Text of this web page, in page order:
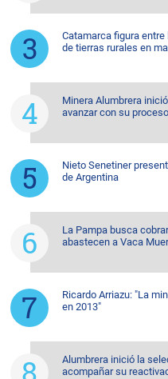
Catamarca figura
de tierras rurales en
Minera Alumbrera
avanzar con su
Nieto Senetiner
de Argentina
La Pampa busca
abastecen a Vaca
Ricardo Arriazu: "La
en 2013"
Alumbrera inició la
acompañar su